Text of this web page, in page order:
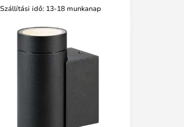
Szállítási idő: 13-18 munkanap